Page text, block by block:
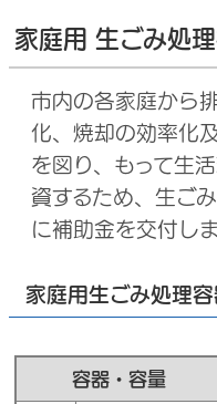
家庭用 生ごみ処
市内の各家庭から
化、焼却の効率化
を図り、もって生
資するため、生ご
に補助金を交付し
家庭用生ごみ処理容
容器・容量